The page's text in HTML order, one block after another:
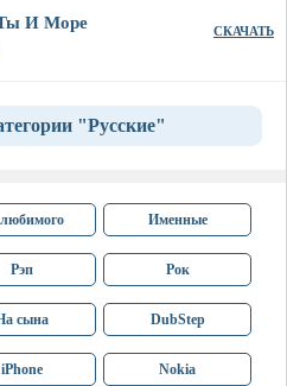
И Море СКАЧАТЬ
"Русские"
Именные
Рэп Рок
сына DubStep
iPhone Nokia